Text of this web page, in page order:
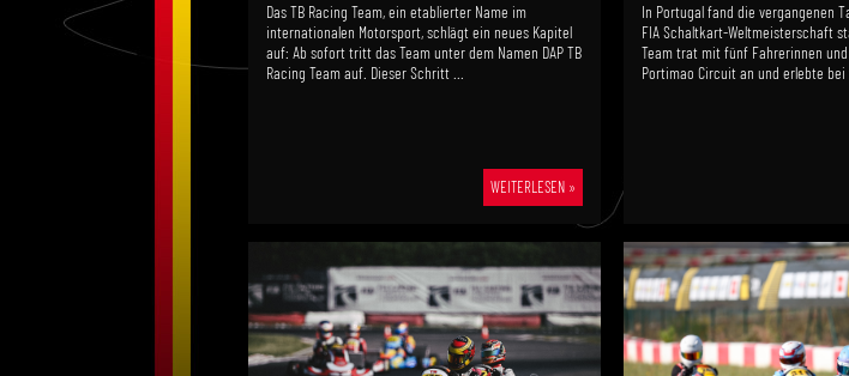
Das TB Racing Team, ein etablierter Name im
internationalen Motorsport, schlägt ein neues Kapitel
auf: Ab sofort tritt das Team unter dem Namen DAP TB
Racing Team auf. Dieser Schritt ...
WEITERLESEN »
In Portugal fand die vergangenen
FIA Schaltkart-Weltmeisterschaft
Team trat mit fünf Fahrerinnen
Portimao Circuit an und erlebte bei